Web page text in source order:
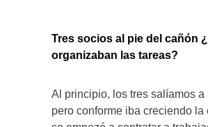
Tres socios al pie del cañón
organizaban las tareas?
Al principio, los tres salíamos a
pero conforme iba creciendo la